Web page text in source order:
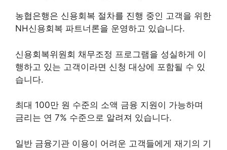
농협은행은 신용회복 절차를 진행 중인 고객을 위한
NH신용회복 파트너론을 운영하고 있습니다.
신용회복위원회 채무조정 프로그램을 성실하게 이
행하고 있는 고객이라면 신청 대상에 포함될 수 있
습니다.
최대 100만 원 수준의 소액 금융 지원이 가능하며
금리는 연 7% 수준으로 알려져 있습니다.
일반 금융기관 이용이 어려운 고객들에게 재기의 기